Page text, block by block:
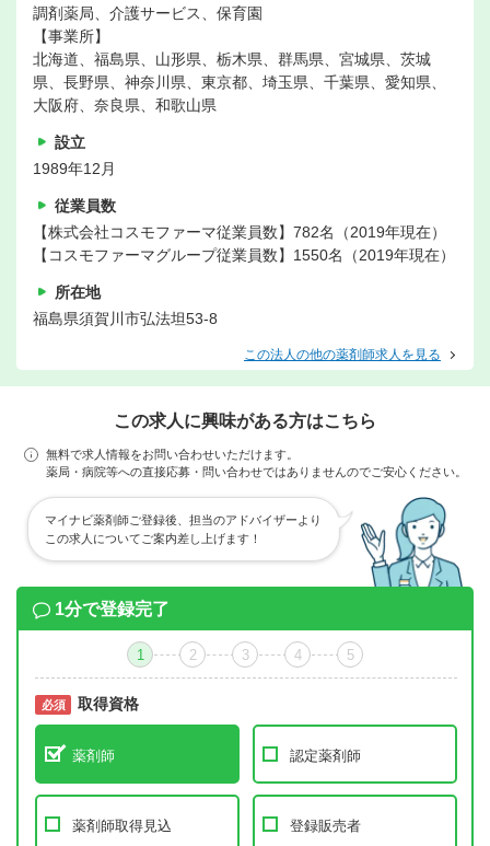
調剤薬局、介護サービス、保育園
【事業所】
北海道、福島県、山形県、栃木県、群馬県、宮城県、茨城
県、長野県、神奈川県、東京都、埼玉県、千葉県、愛知県、
大阪府、奈良県、和歌山県
設立
1989年12月
従業員数
【株式会社コスモファーマ従業員数】782名（2019年現在）
【コスモファーマグループ従業員数】1550名（2019年現在）
所在地
福島県須賀川市弘法坦53-8
この法人の他の薬剤師求人を見る
この求人に興味がある方はこちら
無料で求人情報をお問い合わせいただけます。
薬局・病院等への直接応募・問い合わせではありませんのでご安心ください。
マイナビ薬剤師ご登録後、担当のアドバイザーより
この求人についてご案内差し上げます！
1分で登録完了
1 2 3 4 5
必須 取得資格
薬剤師 認定薬剤師
薬剤師取得見込 登録販売者